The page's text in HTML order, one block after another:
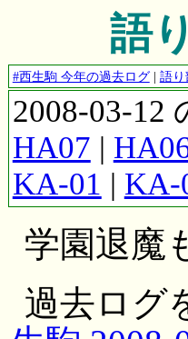
語
#西生駒 今年の過去ログ| 語り
2008-03-12
HA07 |
KA-01 | KA-
学園退魔
過去ログ